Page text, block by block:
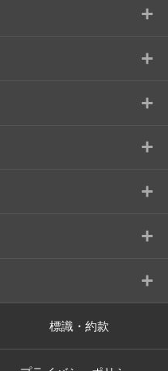
+
+
+
+
+
+
+
標識・約款